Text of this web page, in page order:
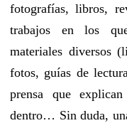
fotografías, libros,
trabajos en los
materiales diversos
fotos, guías de
prensa que
dentro… Sin duda,